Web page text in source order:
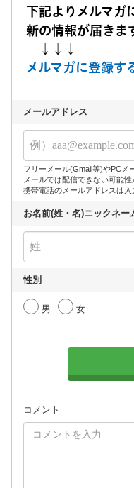
下記よりメルマガ
新の情報が届きま
↓↓↓
メルマガに登録す
メールアドレス
フリーメール(Gmail等)やPCメ
メールでは配信できない可能性
携帯電話のメールアドレスは入
お名前(姓・名)ニックネー
性別
男 女
コメント